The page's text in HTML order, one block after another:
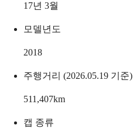
17년 3월
모델년도
2018
주행거리 (2026.05.19 기준)
511,407km
캡 종류